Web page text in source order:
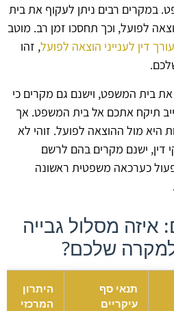
במקרים רבים ניתן לעקוף את בית
לפועל, וכך תחסכו זמן רב. מוטב
עורך דין לענייני הוצאה לפועל, זהו
בית המשפט, וישנם גם מקרים כי
תיקח אתכם אל בית המשפט. אך
היא מול ההוצאה לפועל. זוהי לא
דין, ישנם מקרים בהם לרשם
כערכאה משפטית ראשונה
איזה מסלול גבייה
שלכם?
תנאי סף
עיקריים
היתרון
המרכזי